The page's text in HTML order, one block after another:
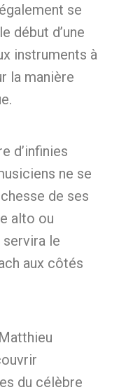
se
début d’une
instruments à
la manière
d’infinies
ne se
de ses
alto ou
le
aux côtés
du célèbre